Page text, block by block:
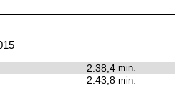
2:38,4 min.
2:43,8 min.